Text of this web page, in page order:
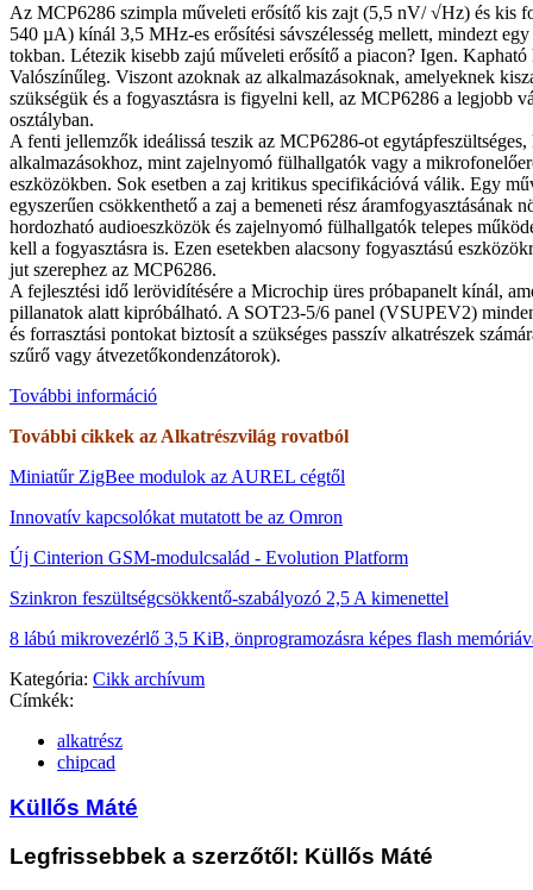
Az MCP6286 szimpla műveleti erősítő kis zajt (5,5 nV/ √Hz) és kis
540 µA) kínál 3,5 MHz-es erősítési sávszélesség mellett, mindezt
tokban. Létezik kisebb zajú műveleti erősítő a piacon? Igen. Kapható
Valószínűleg. Viszont azoknak az alkalmazásoknak, amelyeknek
szükségük és a fogyasztásra is figyelni kell, az MCP6286 a legjobb
osztályban.
A fenti jellemzők ideálissá teszik az MCP6286-ot egytápfeszültséges,
alkalmazásokhoz, mint zajelnyomó fülhallgatók vagy a
eszközökben. Sok esetben a zaj kritikus specifikációvá válik. Egy
egyszerűen csökkenthető a zaj a bemeneti rész áramfogyasztásának
hordozható audioeszközök és zajelnyomó fülhallgatók telepes
kell a fogyasztásra is. Ezen esetekben alacsony fogyasztású
jut szerephez az MCP6286.
A fejlesztési idő lerövidítésére a Microchip üres próbapanelt kínál,
pillanatok alatt kipróbálható. A SOT23-5/6 panel (VSUPEV2)
és forrasztási pontokat biztosít a szükséges passzív alkatrészek
szűrő vagy átvezetőkondenzátorok).
További információ
További cikkek az Alkatrészvilág rovatból
Miniatűr ZigBee modulok az AUREL cégtől
Innovatív kapcsolókat mutatott be az Omron
Új Cinterion GSM-modulcsalád - Evolution Platform
Szinkron feszültségcsökkentő-szabályozó 2,5 A kimenettel
8 lábú mikrovezérlő 3,5 KiB, önprogramozásra képes flash
Kategória: Cikk archívum
Címkék:
alkatrész
chipcad
Küllős Máté
Legfrissebbek a szerzőtől: Küllős Máté